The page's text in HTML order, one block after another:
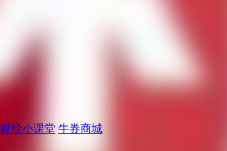
财经小课堂 牛券商城